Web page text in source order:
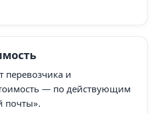
перевозчика и
— по действующим
почты».